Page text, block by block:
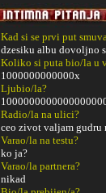
Kad si se prvi put
dzesiku albu dovoljno
Koliko si puta bio/la u
1000000000000x
Ljubio/la?
Radio/la na ulici?
ceo zivot valjam gudru
Varao/la na testu?
ko ja?
Varao/la partnera?
nikad